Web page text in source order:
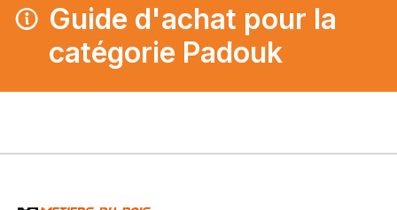
Guide d'achat pour la
catégorie Padouk